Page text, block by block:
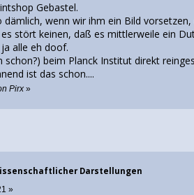
Gebastel.
wenn wir ihm ein Bild
stört keinen, daß es mittlerweile ein
alle eh doof.
beim Planck Institut direkt
ist das schon....
Pirx »
Darstellungen
»